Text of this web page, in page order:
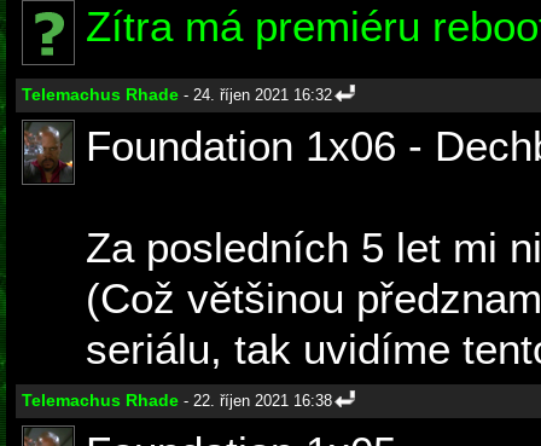
Zítra má premiéru
Telemachus Rhade - 24. říjen 2021 16:32
Foundation 1x06 -
Za posledních 5 let mi
(Což většinou
seriálu, tak uvidíme
Telemachus Rhade - 22. říjen 2021 16:38